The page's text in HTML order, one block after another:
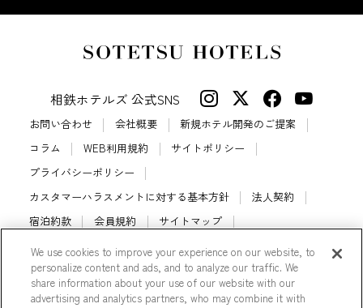
相鉄ホテルズ 公式SNS
お問い合わせ 会社概要
新規ホテル開発のご提案
コラム
WEB利用規約
サイトポリシー
プライバシーポリシー
カスタマーハラスメントに対する基本方針
法人契約
宿泊約款
会員規約
サイトマップ
相鉄ホテルズ パートナーホテル加盟募集のご案内
採用情報
Cookie Settings
We use cookies to improve your experience on our website, to
personalize content and ads, and to analyze our traffic. We
share information about your use of our website with our
advertising and analytics partners, who may combine it with